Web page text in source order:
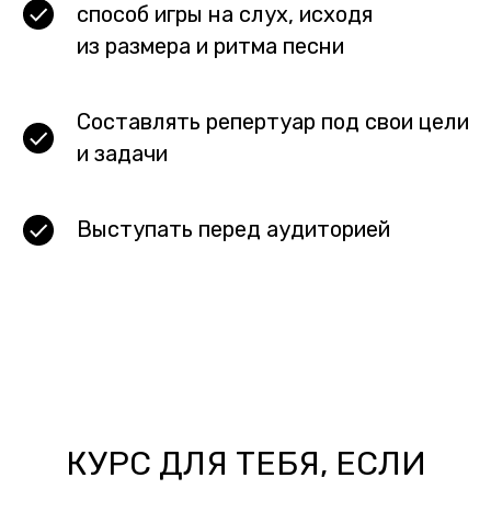
способ игры на слух, исходя
из размера и ритма песни
Составлять репертуар под свои цели
и задачи
Выступать перед аудиторией
КУРС ДЛЯ ТЕБЯ, ЕСЛИ